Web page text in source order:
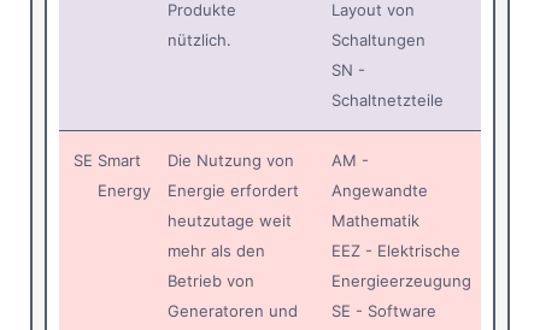
Produkte
nützlich.
Layout von
Schaltungen
SN -
Schaltnetzteile
SE Smart
Energy
Die Nutzung von
Energie erfordert
heutzutage weit
mehr als den
Betrieb von
Generatoren und
AM -
Angewandte
Mathematik
EEZ - Elektrische
Energieerzeugung
SE - Software